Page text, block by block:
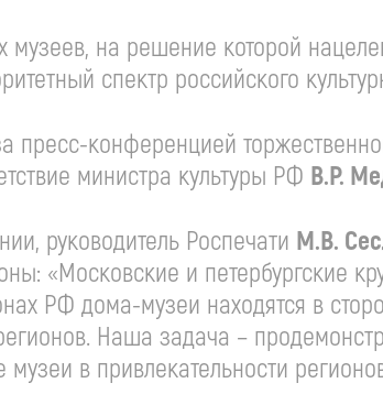
музеев, на решение которой
спектр российского
пресс-конференцией
министра культуры РФ В.Р.
руководитель Роспечати М.В.
«Московские и петербургские
РФ дома-музеи находятся в
Наша задача –
музеи в привлекательности